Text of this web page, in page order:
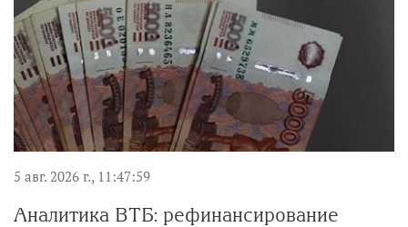
5 авг. 2026 г., 11:47:59
Аналитика ВТБ: рефинансирование